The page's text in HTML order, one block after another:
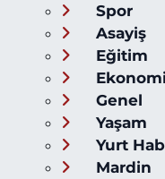
Spor
Asayiş
Eğitim
Ekonomi
Genel
Yaşam
Yurt
Mardin